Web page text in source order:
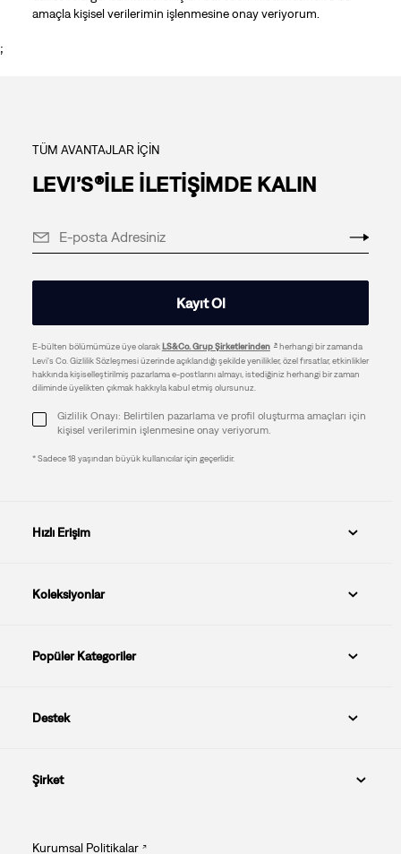
amaçla kişisel verilerimin işlenmesine onay veriyorum.
;
TÜM AVANTAJLAR İÇİN
LEVI’S®İLE İLETİŞİMDE KALIN
Kayıt Ol
E-bülten bölümümüze üye olarakLS&Co. Grup Şirketlerinden
herhangi bir zamanda
Levi's Co. Gizlilik Sözleşmesi üzerinde açıklandığı şekilde yenilikler, özel fırsatlar, etkinlikler
hakkında kişiselleştirilmiş pazarlama e-postlarını almayı, istediğiniz herhangi bir zaman
diliminde üyelikten çıkmak hakkıyla kabul etmiş olursunuz.
Gizlilik Onayı: Belirtilen pazarlama ve profil oluşturma amaçları için
kişisel verilerimin işlenmesine onay veriyorum.
* Sadece 18 yaşından büyük kullanıcılar için geçerlidir.
Hızlı Erişim
Koleksiyonlar
Popüler Kategoriler
Destek
Şirket
Kurumsal Politikalar